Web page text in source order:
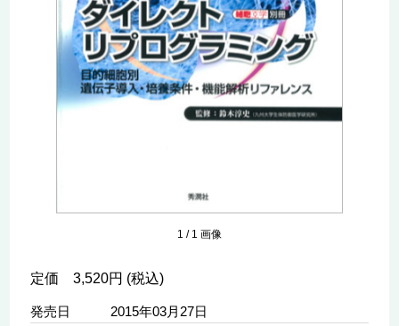
1 / 1 画像
定価 3,520円 (税込)
発売日
2015年03月27日